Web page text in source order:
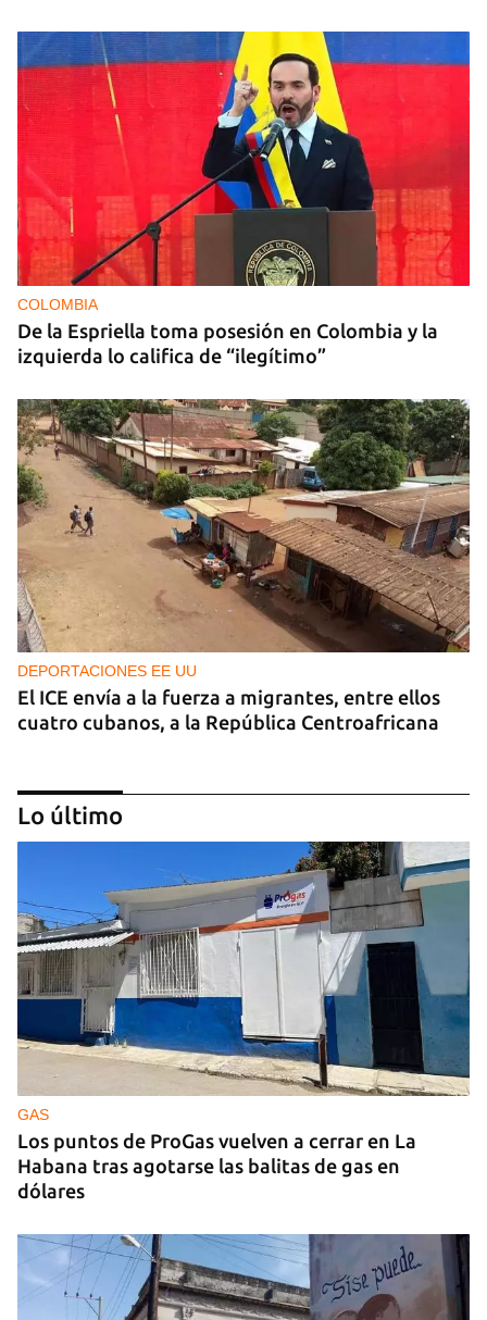
COLOMBIA
De la Espriella toma posesión en Colombia y la
izquierda lo califica de “ilegítimo”
DEPORTACIONES EE UU
El ICE envía a la fuerza a migrantes, entre ellos
cuatro cubanos, a la República Centroafricana
GUERRA
Ucrania ataca otro centro logístico del Amazon
ruso, esta vez en los Urales
Lo último
GAS
Los puntos de ProGas vuelven a cerrar en La
Habana tras agotarse las balitas de gas en
dólares